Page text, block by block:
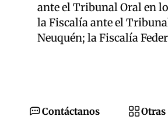
ante el Tribunal Oral en
la Fiscalía ante el
Neuquén; la Fiscalía
Contáctanos Otras